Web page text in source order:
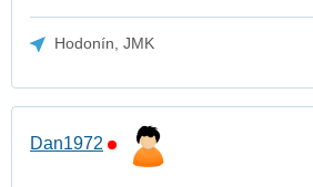
Hodonín, JMK
Dan1972